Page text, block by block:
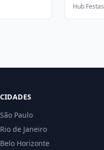
Hub Festas
CIDADES
São Paulo
Rio de Janeiro
Belo Horizonte